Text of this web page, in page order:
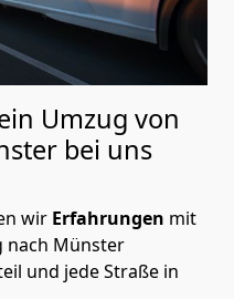
Umzug von
bei uns
wir Erfahrungen mit
nach Münster
und jede Straße in